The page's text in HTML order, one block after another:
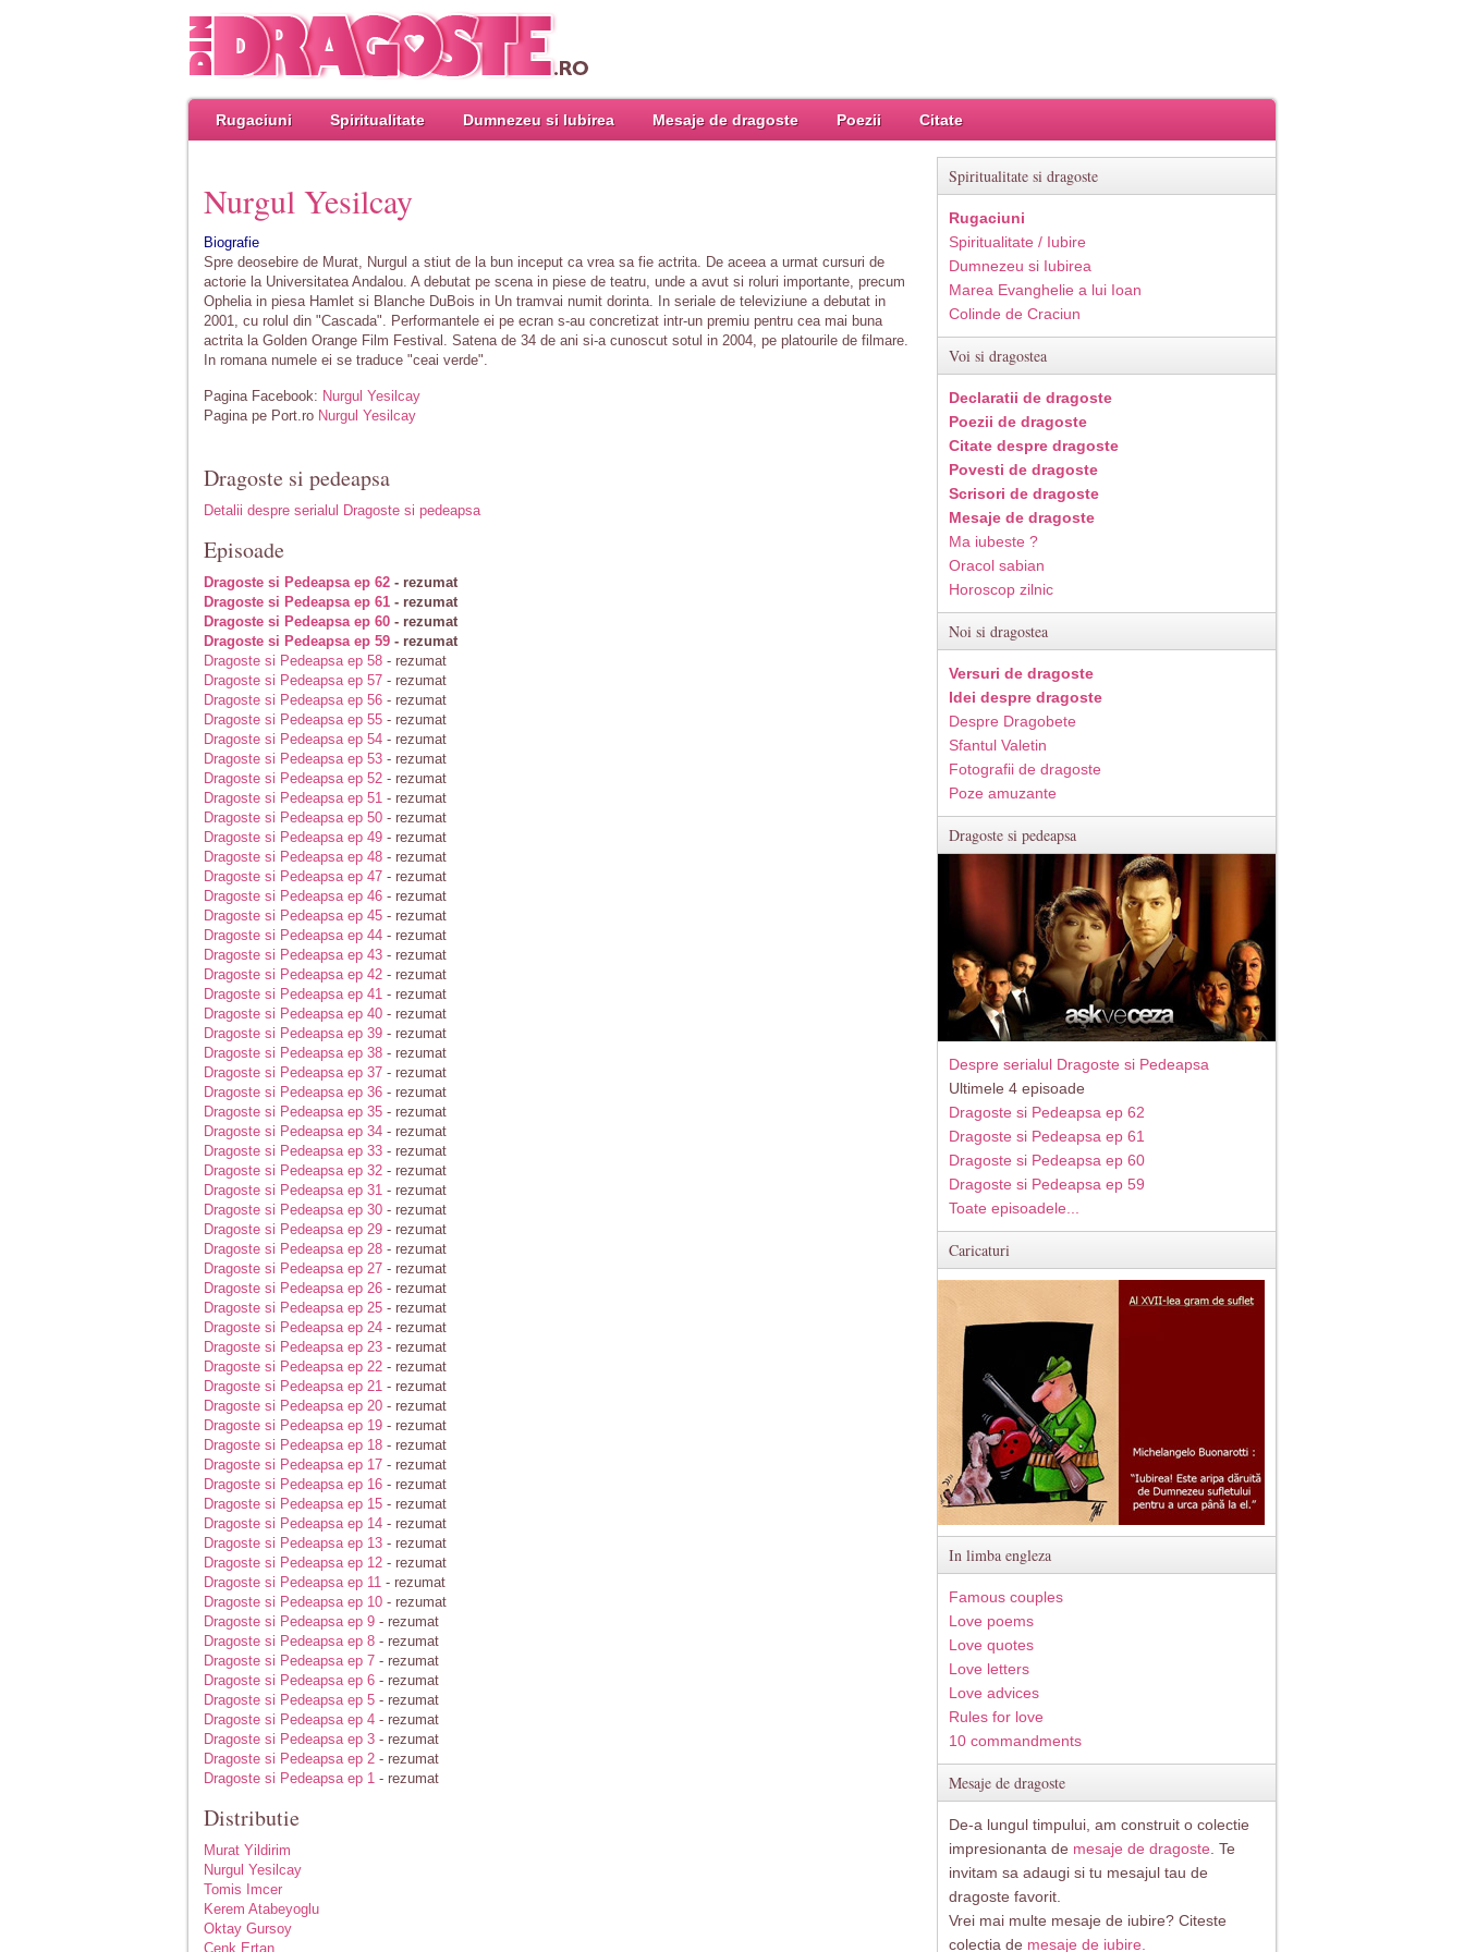
Rugaciuni Spiritualitate Dumnezeu si Iubirea Mesaje de dragoste Poezii Citate
Nurgul Yesilcay
Biografie
Spre deosebire de Murat, Nurgul a stiut de la bun inceput ca vrea sa fie actrita. De aceea a urmat cursuri de
actorie la Universitatea Andalou. A debutat pe scena in piese de teatru, unde a avut si roluri importante, precum
Ophelia in piesa Hamlet si Blanche DuBois in Un tramvai numit dorinta. In seriale de televiziune a debutat in
2001, cu rolul din "Cascada". Performantele ei pe ecran s-au concretizat intr-un premiu pentru cea mai buna
actrita la Golden Orange Film Festival. Satena de 34 de ani si-a cunoscut sotul in 2004, pe platourile de filmare.
In romana numele ei se traduce "ceai verde".
Pagina Facebook: Nurgul Yesilcay
Pagina pe Port.ro Nurgul Yesilcay
Dragoste si pedeapsa
Detalii despre serialul Dragoste si pedeapsa
Episoade
Dragoste si Pedeapsa ep 62 - rezumat
Dragoste si Pedeapsa ep 61 - rezumat
Dragoste si Pedeapsa ep 60 - rezumat
Dragoste si Pedeapsa ep 59 - rezumat
Dragoste si Pedeapsa ep 58 - rezumat
Dragoste si Pedeapsa ep 57 - rezumat
Dragoste si Pedeapsa ep 56 - rezumat
Dragoste si Pedeapsa ep 55 - rezumat
Dragoste si Pedeapsa ep 54 - rezumat
Dragoste si Pedeapsa ep 53 - rezumat
Dragoste si Pedeapsa ep 52 - rezumat
Dragoste si Pedeapsa ep 51 - rezumat
Dragoste si Pedeapsa ep 50 - rezumat
Dragoste si Pedeapsa ep 49 - rezumat
Dragoste si Pedeapsa ep 48 - rezumat
Dragoste si Pedeapsa ep 47 - rezumat
Dragoste si Pedeapsa ep 46 - rezumat
Dragoste si Pedeapsa ep 45 - rezumat
Dragoste si Pedeapsa ep 44 - rezumat
Dragoste si Pedeapsa ep 43 - rezumat
Dragoste si Pedeapsa ep 42 - rezumat
Dragoste si Pedeapsa ep 41 - rezumat
Dragoste si Pedeapsa ep 40 - rezumat
Dragoste si Pedeapsa ep 39 - rezumat
Dragoste si Pedeapsa ep 38 - rezumat
Dragoste si Pedeapsa ep 37 - rezumat
Dragoste si Pedeapsa ep 36 - rezumat
Dragoste si Pedeapsa ep 35 - rezumat
Dragoste si Pedeapsa ep 34 - rezumat
Dragoste si Pedeapsa ep 33 - rezumat
Dragoste si Pedeapsa ep 32 - rezumat
Dragoste si Pedeapsa ep 31 - rezumat
Dragoste si Pedeapsa ep 30 - rezumat
Dragoste si Pedeapsa ep 29 - rezumat
Dragoste si Pedeapsa ep 28 - rezumat
Dragoste si Pedeapsa ep 27 - rezumat
Dragoste si Pedeapsa ep 26 - rezumat
Dragoste si Pedeapsa ep 25 - rezumat
Dragoste si Pedeapsa ep 24 - rezumat
Dragoste si Pedeapsa ep 23 - rezumat
Dragoste si Pedeapsa ep 22 - rezumat
Dragoste si Pedeapsa ep 21 - rezumat
Dragoste si Pedeapsa ep 20 - rezumat
Dragoste si Pedeapsa ep 19 - rezumat
Dragoste si Pedeapsa ep 18 - rezumat
Dragoste si Pedeapsa ep 17 - rezumat
Dragoste si Pedeapsa ep 16 - rezumat
Dragoste si Pedeapsa ep 15 - rezumat
Dragoste si Pedeapsa ep 14 - rezumat
Dragoste si Pedeapsa ep 13 - rezumat
Dragoste si Pedeapsa ep 12 - rezumat
Dragoste si Pedeapsa ep 11 - rezumat
Dragoste si Pedeapsa ep 10 - rezumat
Dragoste si Pedeapsa ep 9 - rezumat
Dragoste si Pedeapsa ep 8 - rezumat
Dragoste si Pedeapsa ep 7 - rezumat
Dragoste si Pedeapsa ep 6 - rezumat
Dragoste si Pedeapsa ep 5 - rezumat
Dragoste si Pedeapsa ep 4 - rezumat
Dragoste si Pedeapsa ep 3 - rezumat
Dragoste si Pedeapsa ep 2 - rezumat
Dragoste si Pedeapsa ep 1 - rezumat
Distributie
Murat Yildirim
Nurgul Yesilcay
Tomis Imcer
Kerem Atabeyoglu
Oktay Gursoy
Cenk Ertan
Spiritualitate si dragoste
Rugaciuni
Spiritualitate / Iubire
Dumnezeu si Iubirea
Marea Evanghelie a lui Ioan
Colinde de Craciun
Voi si dragostea
Declaratii de dragoste
Poezii de dragoste
Citate despre dragoste
Povesti de dragoste
Scrisori de dragoste
Mesaje de dragoste
Ma iubeste ?
Oracol sabian
Horoscop zilnic
Noi si dragostea
Versuri de dragoste
Idei despre dragoste
Despre Dragobete
Sfantul Valetin
Fotografii de dragoste
Poze amuzante
Dragoste si pedeapsa
Despre serialul Dragoste si Pedeapsa
Ultimele 4 episoade
Dragoste si Pedeapsa ep 62
Dragoste si Pedeapsa ep 61
Dragoste si Pedeapsa ep 60
Dragoste si Pedeapsa ep 59
Toate episoadele...
Caricaturi
In limba engleza
Famous couples
Love poems
Love quotes
Love letters
Love advices
Rules for love
10 commandments
Mesaje de dragoste
De-a lungul timpului, am construit o colectie
impresionanta de mesaje de dragoste . Te
invitam sa adaugi si tu mesajul tau de
dragoste favorit.
Vrei mai multe mesaje de iubire? Citeste
colectia de mesaje de iubire.